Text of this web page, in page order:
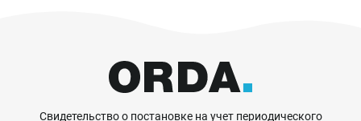
Свидетельство о постановке на учет периодического